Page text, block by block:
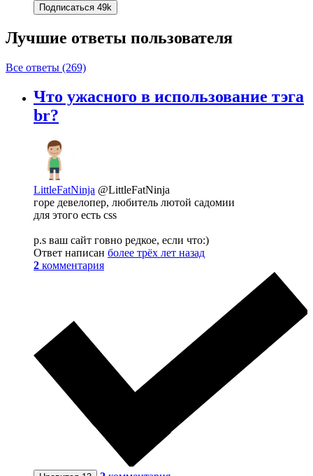
Подписаться 49k
Лучшие ответы пользователя
Все ответы (269)
Что ужасного в использование тэга
br?
LittleFatNinja @LittleFatNinja
горе девелопер, любитель лютой садомии
для этого есть css
p.s ваш сайт говно редкое, если что:)
Ответ написан более трёх лет назад
2 комментария